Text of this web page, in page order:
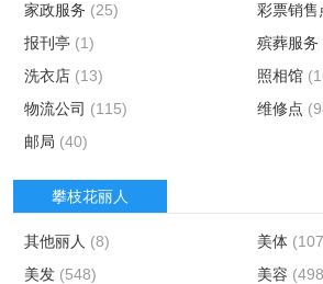
家政服务 (25) 彩票销售
报刊亭 (1) 殡葬服务
洗衣店 (13) 照相馆
物流公司 (115) 维修点
邮局 (40)
攀枝花丽人
其他丽人 (8) 美体
美发 (548) 美容